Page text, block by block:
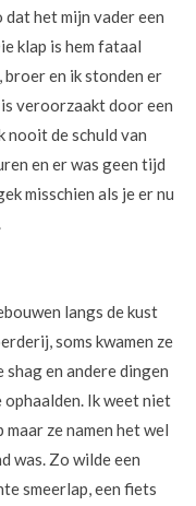
dat het mijn vader een
klap is hem fataal
broer en ik stonden er
veroorzaakt door een
nooit de schuld van
en er was geen tijd
misschien als je er nu
langs de kust
soms kwamen ze
shag en andere dingen
ophaalden. Ik weet niet
ze namen het wel
was. Zo wilde een
smeerlap, een fiets